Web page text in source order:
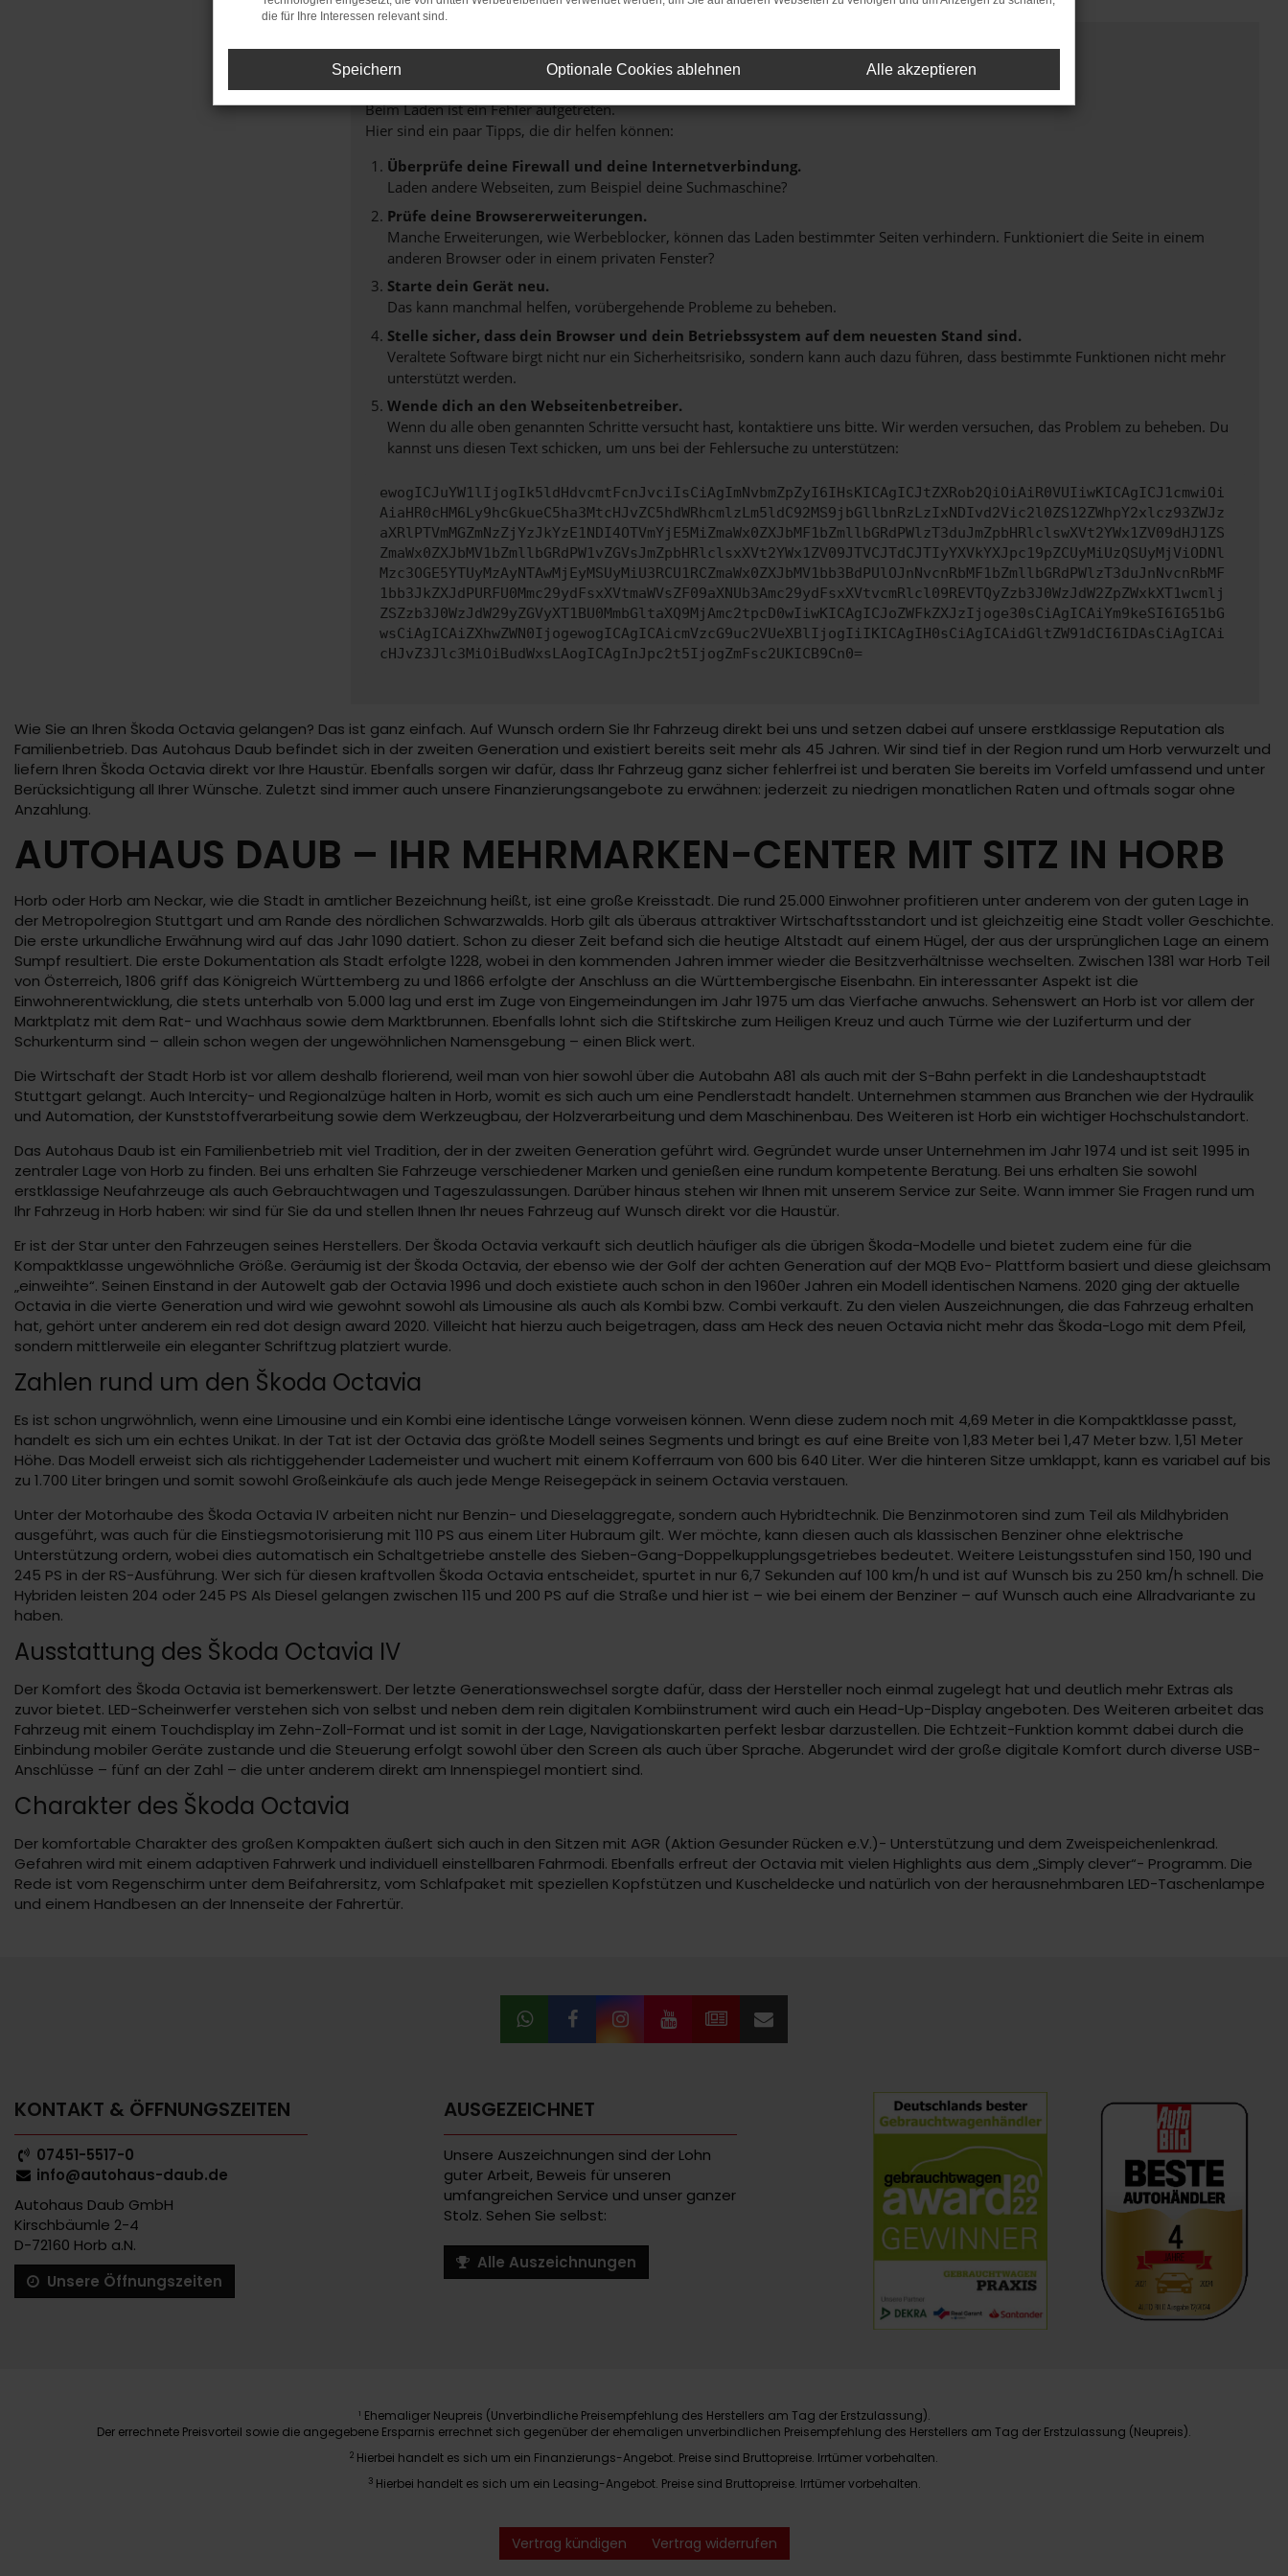
FEHLER: NETWORK ERROR
Beim Laden ist ein Fehler aufgetreten.
Hier sind ein paar Tipps, die dir helfen können:
Überprüfe deine Firewall und deine Internetverbindung.
Laden andere Webseiten, zum Beispiel deine Suchmaschine?
Prüfe deine Browsererweiterungen.
Manche Erweiterungen, wie Werbeblocker, können das Laden bestimmter Seiten verhindern. Funktioniert die Seite in einem
anderen Browser oder in einem privaten Fenster?
Starte dein Gerät neu.
Das kann manchmal helfen, vorübergehende Probleme zu beheben.
Stelle sicher, dass dein Browser und dein Betriebssystem auf dem neuesten Stand sind.
Veraltete Software birgt nicht nur ein Sicherheitsrisiko, sondern kann auch dazu führen, dass bestimmte Funktionen nicht mehr
unterstützt werden.
Wende dich an den Webseitenbetreiber.
Wenn du alle oben genannten Schritte versucht hast, kontaktiere uns bitte. Wir werden versuchen, das Problem zu beheben. Du
kannst uns diesen Text schicken, um uns bei der Fehlersuche zu unterstützen:
ewogICJuYW1lIjogIk5ldHdvcmtFcnJvciIsCiAgImNvbmZpZyI6IHsKICAgICJtZXRob2QiOiAiR0VUIiwKICAgICJ1cmwiOi
AiaHR0cHM6Ly9hcGkueC5ha3MtcHJvZC5hdWRhcmlzLm5ldC92MS9jbGllbnRzLzIxNDIvd2Vic2l0ZS12ZWhpY2xlcz93ZWJz
aXRlPTVmMGZmNzZjYzJkYzE1NDI4OTVmYjE5MiZmaWx0ZXJbMF1bZmllbGRdPWlzT3duJmZpbHRlclswXVt2YWx1ZV09dHJ1ZS
ZmaWx0ZXJbMV1bZmllbGRdPW1vZGVsJmZpbHRlclsxXVt2YWx1ZV09JTVCJTdCJTIyYXVkYXJpc19pZCUyMiUzQSUyMjViODNl
Mzc3OGE5YTUyMzAyNTAwMjEyMSUyMiU3RCU1RCZmaWx0ZXJbMV1bb3BdPUlOJnNvcnRbMF1bZmllbGRdPWlzT3duJnNvcnRbMF
1bb3JkZXJdPURFU0Mmc29ydFsxXVtmaWVsZF09aXNUb3Amc29ydFsxXVtvcmRlcl09REVTQyZzb3J0WzJdW2ZpZWxkXT1wcmlj
ZSZzb3J0WzJdW29yZGVyXT1BU0MmbGltaXQ9MjAmc2tpcD0wIiwKICAgICJoZWFkZXJzIjoge30sCiAgICAiYm9keSI6IG51bG
wsCiAgICAiZXhwZWN0IjogewogICAgICAicmVzcG9uc2VUeXBlIjogIiIKICAgIH0sCiAgICAidGltZW91dCI6IDAsCiAgICAi
cHJvZ3Jlc3MiOiBudWxsLAogICAgInJpc2t5IjogZmFsc2UKICB9Cn0=
Wie Sie an Ihren Škoda Octavia gelangen? Das ist ganz einfach. Auf Wunsch ordern Sie Ihr Fahrzeug direkt bei uns und setzen dabei auf unsere erstklassige Reputation als
Familienbetrieb. Das Autohaus Daub befindet sich in der zweiten Generation und existiert bereits seit mehr als 45 Jahren. Wir sind tief in der Region rund um Horb verwurzelt und
liefern Ihren Škoda Octavia direkt vor Ihre Haustür. Ebenfalls sorgen wir dafür, dass Ihr Fahrzeug ganz sicher fehlerfrei ist und beraten Sie bereits im Vorfeld umfassend und unter
Berücksichtigung all Ihrer Wünsche. Zuletzt sind immer auch unsere Finanzierungsangebote zu erwähnen: jederzeit zu niedrigen monatlichen Raten und oftmals sogar ohne
Anzahlung.
AUTOHAUS DAUB – IHR MEHRMARKEN-CENTER MIT SITZ IN HORB
Horb oder Horb am Neckar, wie die Stadt in amtlicher Bezeichnung heißt, ist eine große Kreisstadt. Die rund 25.000 Einwohner profitieren unter anderem von der guten Lage in
der Metropolregion Stuttgart und am Rande des nördlichen Schwarzwalds. Horb gilt als überaus attraktiver Wirtschaftsstandort und ist gleichzeitig eine Stadt voller Geschichte.
Die erste urkundliche Erwähnung wird auf das Jahr 1090 datiert. Schon zu dieser Zeit befand sich die heutige Altstadt auf einem Hügel, der aus der ursprünglichen Lage an einem
Sumpf resultiert. Die erste Dokumentation als Stadt erfolgte 1228, wobei in den kommenden Jahren immer wieder die Besitzverhältnisse wechselten. Zwischen 1381 war Horb Teil
von Österreich, 1806 griff das Königreich Württemberg zu und 1866 erfolgte der Anschluss an die Württembergische Eisenbahn. Ein interessanter Aspekt ist die
Einwohnerentwicklung, die stets unterhalb von 5.000 lag und erst im Zuge von Eingemeindungen im Jahr 1975 um das Vierfache anwuchs. Sehenswert an Horb ist vor allem der
Marktplatz mit dem Rat- und Wachhaus sowie dem Marktbrunnen. Ebenfalls lohnt sich die Stiftskirche zum Heiligen Kreuz und auch Türme wie der Luziferturm und der
Schurkenturm sind – allein schon wegen der ungewöhnlichen Namensgebung – einen Blick wert.
Die Wirtschaft der Stadt Horb ist vor allem deshalb florierend, weil man von hier sowohl über die Autobahn A81 als auch mit der S-Bahn perfekt in die Landeshauptstadt
Stuttgart gelangt. Auch Intercity- und Regionalzüge halten in Horb, womit es sich auch um eine Pendlerstadt handelt. Unternehmen stammen aus Branchen wie der Hydraulik
und Automation, der Kunststoffverarbeitung sowie dem Werkzeugbau, der Holzverarbeitung und dem Maschinenbau. Des Weiteren ist Horb ein wichtiger Hochschulstandort.
Das Autohaus Daub ist ein Familienbetrieb mit viel Tradition, der in der zweiten Generation geführt wird. Gegründet wurde unser Unternehmen im Jahr 1974 und ist seit 1995 in
zentraler Lage von Horb zu finden. Bei uns erhalten Sie Fahrzeuge verschiedener Marken und genießen eine rundum kompetente Beratung. Bei uns erhalten Sie sowohl
erstklassige Neufahrzeuge als auch Gebrauchtwagen und Tageszulassungen. Darüber hinaus stehen wir Ihnen mit unserem Service zur Seite. Wann immer Sie Fragen rund um
Ihr Fahrzeug in Horb haben: wir sind für Sie da und stellen Ihnen Ihr neues Fahrzeug auf Wunsch direkt vor die Haustür.
Er ist der Star unter den Fahrzeugen seines Herstellers. Der Škoda Octavia verkauft sich deutlich häufiger als die übrigen Škoda-Modelle und bietet zudem eine für die
Kompaktklasse ungewöhnliche Größe. Geräumig ist der Škoda Octavia, der ebenso wie der Golf der achten Generation auf der MQB Evo- Plattform basiert und diese gleichsam
„einweihte“. Seinen Einstand in der Autowelt gab der Octavia 1996 und doch existiete auch schon in den 1960er Jahren ein Modell identischen Namens. 2020 ging der aktuelle
Octavia in die vierte Generation und wird wie gewohnt sowohl als Limousine als auch als Kombi bzw. Combi verkauft. Zu den vielen Auszeichnungen, die das Fahrzeug erhalten
hat, gehört unter anderem ein red dot design award 2020. Villeicht hat hierzu auch beigetragen, dass am Heck des neuen Octavia nicht mehr das Škoda-Logo mit dem Pfeil,
sondern mittlerweile ein eleganter Schriftzug platziert wurde.
Zahlen rund um den Škoda Octavia
Es ist schon ungrwöhnlich, wenn eine Limousine und ein Kombi eine identische Länge vorweisen können. Wenn diese zudem noch mit 4,69 Meter in die Kompaktklasse passt,
handelt es sich um ein echtes Unikat. In der Tat ist der Octavia das größte Modell seines Segments und bringt es auf eine Breite von 1,83 Meter bei 1,47 Meter bzw. 1,51 Meter
Höhe. Das Modell erweist sich als richtiggehender Lademeister und wuchert mit einem Kofferraum von 600 bis 640 Liter. Wer die hinteren Sitze umklappt, kann es variabel auf bis
zu 1.700 Liter bringen und somit sowohl Großeinkäufe als auch jede Menge Reisegepäck in seinem Octavia verstauen.
Unter der Motorhaube des Škoda Octavia IV arbeiten nicht nur Benzin- und Dieselaggregate, sondern auch Hybridtechnik. Die Benzinmotoren sind zum Teil als Mildhybriden
ausgeführt, was auch für die Einstiegsmotorisierung mit 110 PS aus einem Liter Hubraum gilt. Wer möchte, kann diesen auch als klassischen Benziner ohne elektrische
Unterstützung ordern, wobei dies automatisch ein Schaltgetriebe anstelle des Sieben-Gang-Doppelkupplungsgetriebes bedeutet. Weitere Leistungsstufen sind 150, 190 und
245 PS in der RS-Ausführung. Wer sich für diesen kraftvollen Škoda Octavia entscheidet, spurtet in nur 6,7 Sekunden auf 100 km/h und ist auf Wunsch bis zu 250 km/h schnell. Die
Hybriden leisten 204 oder 245 PS Als Diesel gelangen zwischen 115 und 200 PS auf die Straße und hier ist – wie bei einem der Benziner – auf Wunsch auch eine Allradvariante zu
haben.
Ausstattung des Škoda Octavia IV
Der Komfort des Škoda Octavia ist bemerkenswert. Der letzte Generationswechsel sorgte dafür, dass der Hersteller noch einmal zugelegt hat und deutlich mehr Extras als
zuvor bietet. LED-Scheinwerfer verstehen sich von selbst und neben dem rein digitalen Kombiinstrument wird auch ein Head-Up-Display angeboten. Des Weiteren arbeitet das
Fahrzeug mit einem Touchdisplay im Zehn-Zoll-Format und ist somit in der Lage, Navigationskarten perfekt lesbar darzustellen. Die Echtzeit-Funktion kommt dabei durch die
Einbindung mobiler Geräte zustande und die Steuerung erfolgt sowohl über den Screen als auch über Sprache. Abgerundet wird der große digitale Komfort durch diverse USB-
Anschlüsse – fünf an der Zahl – die unter anderem direkt am Innenspiegel montiert sind.
Charakter des Škoda Octavia
Der komfortable Charakter des großen Kompakten äußert sich auch in den Sitzen mit AGR (Aktion Gesunder Rücken e.V.)- Unterstützung und dem Zweispeichenlenkrad.
Gefahren wird mit einem adaptiven Fahrwerk und individuell einstellbaren Fahrmodi. Ebenfalls erfreut der Octavia mit vielen Highlights aus dem „Simply clever“- Programm. Die
Rede ist vom Regenschirm unter dem Beifahrersitz, vom Schlafpaket mit speziellen Kopfstützen und Kuscheldecke und natürlich von der herausnehmbaren LED-Taschenlampe
und einem Handbesen an der Innenseite der Fahrertür.
KONTAKT & ÖFFNUNGSZEITEN
07451-5517-0
info@autohaus-daub.de
Autohaus Daub GmbH
Kirschbäumle 2-4
D-72160 Horb a.N.
Unsere Öffnungszeiten
AUSGEZEICHNET
Unsere Auszeichnungen sind der Lohn
guter Arbeit, Beweis für unseren
umfangreichen Service und unser ganzer
Stolz. Sehen Sie selbst:
Alle Auszeichnungen
1 Ehemaliger Neupreis (Unverbindliche Preisempfehlung des Herstellers am Tag der Erstzulassung).
Der errechnete Preisvorteil sowie die angegebene Ersparnis errechnet sich gegenüber der ehemaligen unverbindlichen Preisempfehlung des Herstellers am Tag der Erstzulassung (Neupreis).
2 Hierbei handelt es sich um ein Finanzierungs-Angebot. Preise sind Bruttopreise. Irrtümer vorbehalten.
3 Hierbei handelt es sich um ein Leasing-Angebot. Preise sind Bruttopreise. Irrtümer vorbehalten.
Vertrag kündigen Vertrag widerrufen
die für Ihre Interessen relevant sind.
Speichern Optionale Cookies ablehnen Alle akzeptieren